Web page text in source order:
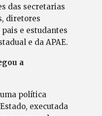
das secretarias
diretores
e estudantes
e da APAE.
a
uma política
executada